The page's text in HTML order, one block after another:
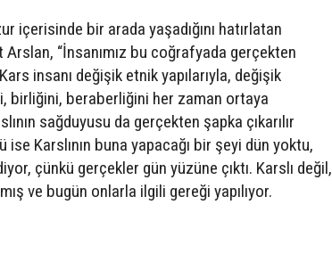
içerisinde bir arada yaşadığını hatırlatan
“İnsanımız bu coğrafyada gerçekten
insanı değişik etnik yapılarıyla, değişik
birliğini, beraberliğini her zaman ortaya
sağduyusu da gerçekten şapka çıkarılır
ise Karslının buna yapacağı bir şeyi dün yoktu,
çünkü gerçekler gün yüzüne çıktı. Karslı değil,
ve bugün onlarla ilgili gereği yapılıyor.